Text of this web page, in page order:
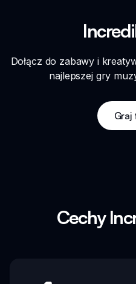
Dołącz do zabawy i
najlepszej gry
Graj
Cechy